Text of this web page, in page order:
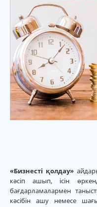
«Бизнесті қолдау»
кәсіп ашып, ісін
бағдарламалармен
кәсібін ашу немесе